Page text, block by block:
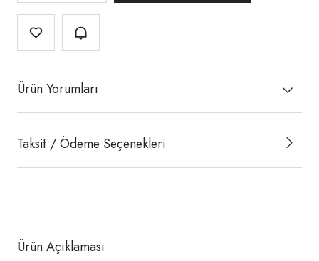
Ürün Yorumları
Taksit / Ödeme Seçenekleri
Ürün Açıklaması